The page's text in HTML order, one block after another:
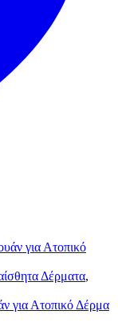
Δέρματα,
για Ατοπικό Δέρμα